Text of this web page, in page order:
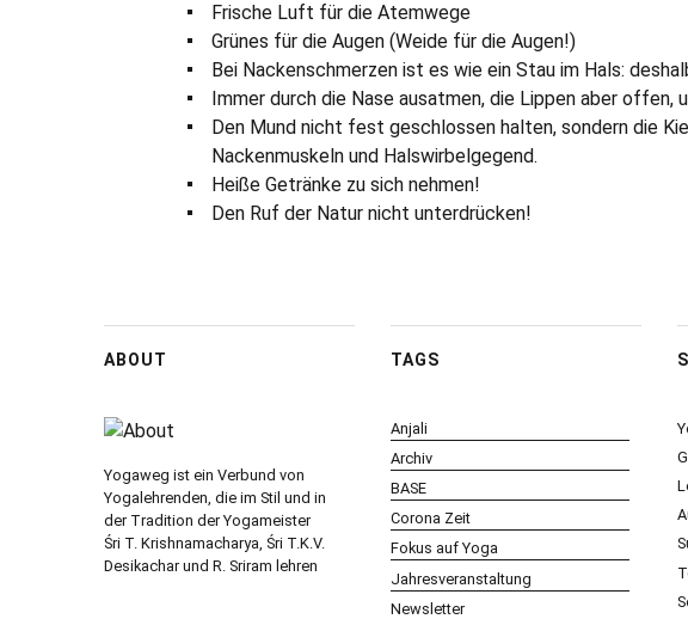
Frische Luft für die Atemwege
Grünes für die Augen (Weide für die Augen!)
Bei Nackenschmerzen ist es wie ein Stau im Hals:
Immer durch die Nase ausatmen, die Lippen aber offen,
Den Mund nicht fest geschlossen halten, sondern die
Nackenmuskeln und Halswirbelgegend.
Heiße Getränke zu sich nehmen!
Den Ruf der Natur nicht unterdrücken!
ABOUT
Yogaweg ist ein Verbund von
Yogalehrenden, die im Stil und in
der Tradition der Yogameister
Śri T. Krishnamacharya, Śri T.K.V.
Desikachar und R. Sriram lehren
TAGS
Anjali
Archiv
BASE
Corona Zeit
Fokus auf Yoga
Jahresveranstaltung
Newsletter